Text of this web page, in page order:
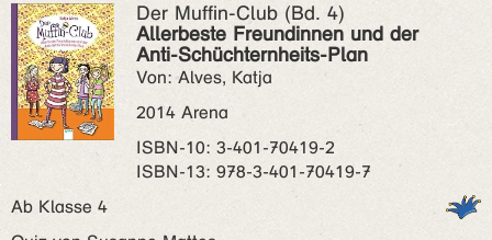
Der Muffin-Club (Bd. 4)
Allerbeste Freundinnen und der
Anti-Schüchternheits-Plan
Von: Alves, Katja
2014 Arena
ISBN‑10: 3-401-70419-2
ISBN‑13: 978-3-401-70419-7
Ab Klasse 4